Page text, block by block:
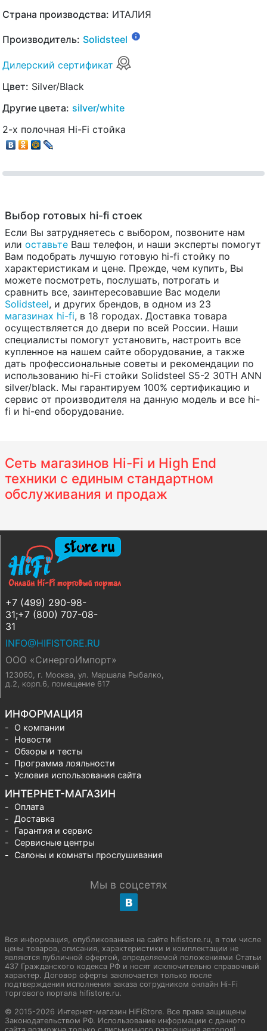
Страна производства: ИТАЛИЯ
Производитель: Solidsteel
Дилерский сертификат
Цвет: Silver/Black
Другие цвета: silver/white
2-х полочная Hi-Fi стойка
Выбор готовых hi-fi стоек
Если Вы затрудняетесь с выбором, позвоните нам
или оставьте Ваш телефон, и наши эксперты помогут
Вам подобрать лучшую готовую hi-fi стойку по
характеристикам и цене. Прежде, чем купить, Вы
можете посмотреть, послушать, потрогать и
сравнить все, заинтересовавшие Вас модели
Solidsteel, и других брендов, в одном из 23
магазинах hi-fi, в 18 городах. Доставка товара
осуществляется до двери по всей России. Наши
специалисты помогут установить, настроить все
купленное на нашем сайте оборудование, а также
дать профессиональные советы и рекомендации по
использованию hi-Fi стойки Solidsteel S5-2 30TH ANN
silver/black. Мы гарантируем 100% сертификацию и
сервис от производителя на данную модель и все hi-
fi и hi-end оборудование.
Сеть магазинов Hi-Fi и High End
техники с единым стандартном
обслуживания и продаж
+7 (499) 290-98-
31;+7 (800) 707-08-
31
INFO@HIFISTORE.RU
ООО «СинергоИмпорт»
123060, г. Москва, ул. Маршала Рыбалко,
д.2, корп.6, помещение 617
ИНФОРМАЦИЯ
О компании
Новости
Обзоры и тесты
Программа лояльности
Условия использования сайта
ИНТЕРНЕТ-МАГАЗИН
Оплата
Доставка
Гарантия и сервис
Сервисные центры
Салоны и комнаты прослушивания
Мы в соцсетях
Вся информация, опубликованная на сайте hifistore.ru, в том числе
цены товаров, описания, характеристики и комплектации не
являются публичной офертой, определяемой положениями Статьи
437 Гражданского кодекса РФ и носят исключительно справочный
характер. Договор оферты заключается только после
подтверждения исполнения заказа сотрудником онлайн Hi-Fi
торгового портала hifistore.ru.
© 2015-2026 Интернет-магазин HiFiStore. Все права защищены
Законодательством РФ. Использование информации с данного